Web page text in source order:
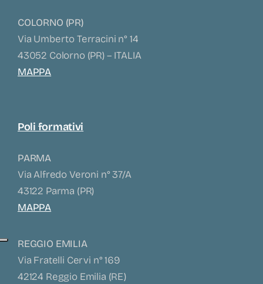
COLORNO (PR)
Via Umberto Terracini n° 14
43052 Colorno (PR) – ITALIA
MAPPA
Poli formativi
PARMA
Via Alfredo Veroni n° 37/A
43122 Parma (PR)
MAPPA
REGGIO EMILIA
Via Fratelli Cervi n° 169
42124 Reggio Emilia (RE)